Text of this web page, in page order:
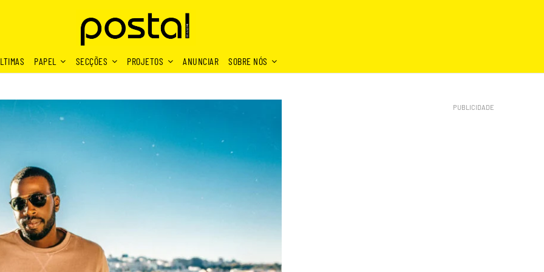
PAPEL SECÇÕES PROJETOS ANUNCIAR SOBRE NÓS